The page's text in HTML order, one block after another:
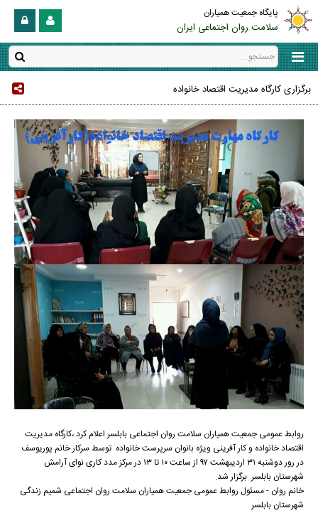
پایگاه جمعیت همیاران
سلامت روان اجتماعی ایران
برگزاری کارگاه مدیریت اقتصاد خانواده
روابط عمومی جمعیت همیاران سلامت روان اجتماعی بابلسر اعلام کرد ،کارگاه مدیریت
اقتصاد خانواده و کار آفرینی ویژه بانوان سرپرست خانواده توسط سرکار خانم پوریوسف
در رور دوشنبه ۳۱ اردیبهشت ۹۷ از ساعت ۱۰ تا ۱۳ در مرکز مدد کاری نوای آرامش
شهرستان بابلسر برگزار شد.
خانم روان - مسئول روابط عمومی جمعیت همیاران سلامت روان اجتماعی شمیم زندگی
شهرستان بابلسر